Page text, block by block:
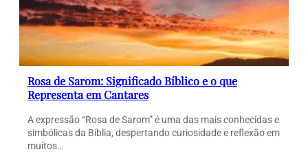
Rosa de Sarom: Significado Bíblico e o que
Representa em Cantares
A expressão “Rosa de Sarom” é uma das mais conhecidas e
simbólicas da Bíblia, despertando curiosidade e reflexão em
muitos…